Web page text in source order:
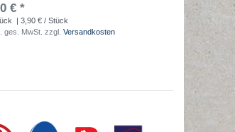
€ *
| 3,90 € / Stück
ges. MwSt. zzgl. Versandkosten
4,90 €
Stück